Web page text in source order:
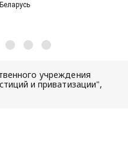
учреждения
и приватизации",